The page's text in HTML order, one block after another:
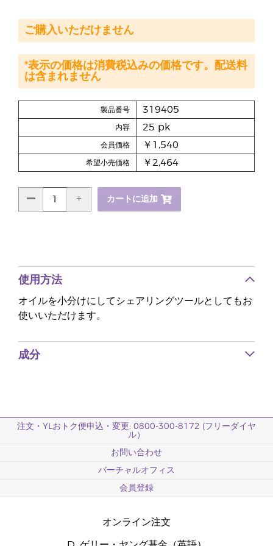
製品番号 319405
内容 25 pk
会員価格 ￥1,540
希望小売価格 ￥2,464
カートに追加
ご購入いただけません
*表示の価格は消費税込みの価格です。配送料
は含まれません
使用方法
オイルを小分けにしてシェアリングツールとしてもお
使いいただけます。
成分
注文・YLおトク便申込・変更: 0800-300-8172 (フリーダイヤ
ル）
お問い合わせ
バーチャルオフィス
会員登録
オンライン注文